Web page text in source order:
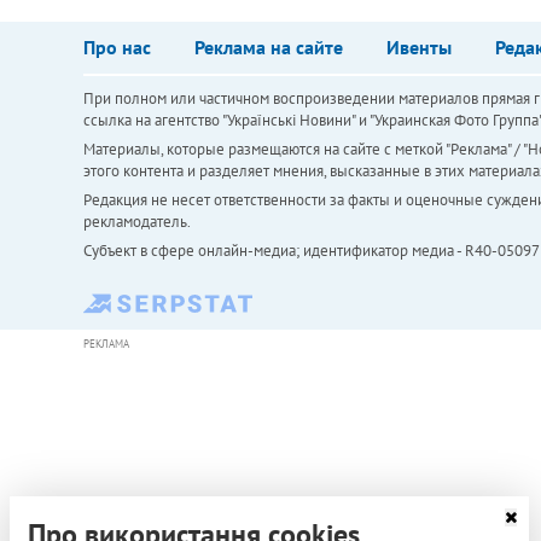
Про нас Реклама на сайте Ивенты
При полном или частичном воспроизведении материалов прямая
ссылка на агентство "Українськi Новини" и "Украинская Фото
Материалы, которые размещаются на сайте с меткой "Реклама" /
этого контента и разделяет мнения, высказанные в этих
Редакция не несет ответственности за факты и оценочные
рекламодатель.
Субъект в сфере онлайн-медиа; идентификатор медиа - R40-05097
РЕКЛАМА